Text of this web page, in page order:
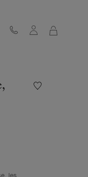
Liste
les